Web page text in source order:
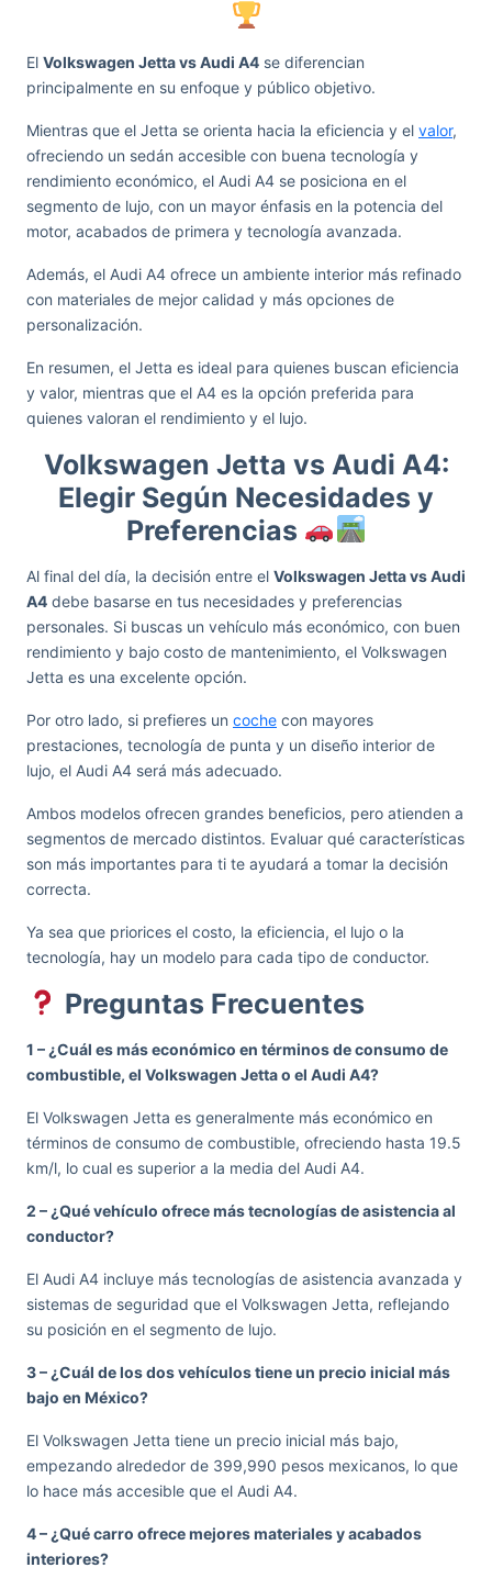
El Volkswagen Jetta vs Audi A4 se diferencian
principalmente en su enfoque y público objetivo.
Mientras que el Jetta se orienta hacia la eficiencia y el valor,
ofreciendo un sedán accesible con buena tecnología y
rendimiento económico, el Audi A4 se posiciona en el
segmento de lujo, con un mayor énfasis en la potencia del
motor, acabados de primera y tecnología avanzada.
Además, el Audi A4 ofrece un ambiente interior más refinado
con materiales de mejor calidad y más opciones de
personalización.
En resumen, el Jetta es ideal para quienes buscan eficiencia
y valor, mientras que el A4 es la opción preferida para
quienes valoran el rendimiento y el lujo.
Volkswagen Jetta vs Audi A4:
Elegir Según Necesidades y
Preferencias
Al final del día, la decisión entre el Volkswagen Jetta vs Audi
A4 debe basarse en tus necesidades y preferencias
personales. Si buscas un vehículo más económico, con buen
rendimiento y bajo costo de mantenimiento, el Volkswagen
Jetta es una excelente opción.
Por otro lado, si prefieres un coche con mayores
prestaciones, tecnología de punta y un diseño interior de
lujo, el Audi A4 será más adecuado.
Ambos modelos ofrecen grandes beneficios, pero atienden a
segmentos de mercado distintos. Evaluar qué características
son más importantes para ti te ayudará a tomar la decisión
correcta.
Ya sea que priorices el costo, la eficiencia, el lujo o la
tecnología, hay un modelo para cada tipo de conductor.
Preguntas Frecuentes
1 – ¿Cuál es más económico en términos de consumo de
combustible, el Volkswagen Jetta o el Audi A4?
El Volkswagen Jetta es generalmente más económico en
términos de consumo de combustible, ofreciendo hasta 19.5
km/l, lo cual es superior a la media del Audi A4.
2 – ¿Qué vehículo ofrece más tecnologías de asistencia al
conductor?
El Audi A4 incluye más tecnologías de asistencia avanzada y
sistemas de seguridad que el Volkswagen Jetta, reflejando
su posición en el segmento de lujo.
3 – ¿Cuál de los dos vehículos tiene un precio inicial más
bajo en México?
El Volkswagen Jetta tiene un precio inicial más bajo,
empezando alrededor de 399,990 pesos mexicanos, lo que
lo hace más accesible que el Audi A4.
4 – ¿Qué carro ofrece mejores materiales y acabados
interiores?